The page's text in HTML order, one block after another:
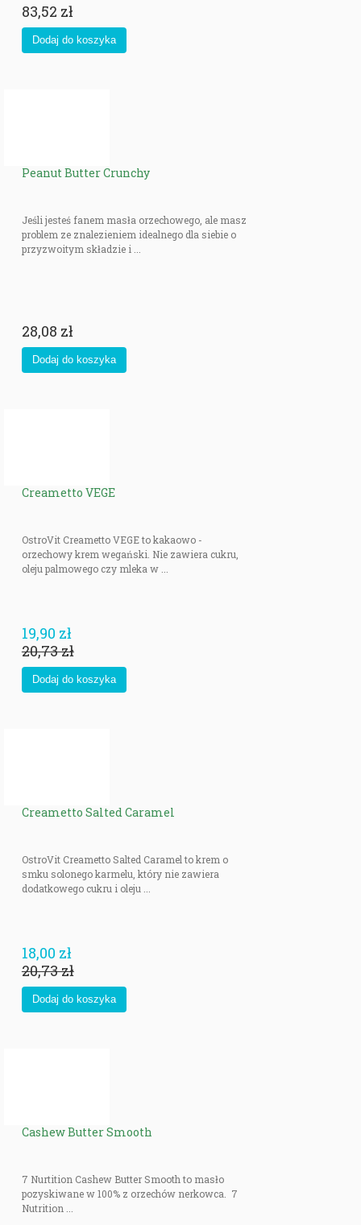
83,52 zł
Peanut Butter Crunchy
Jeśli jesteś fanem masła orzechowego, ale masz
problem ze znalezieniem idealnego dla siebie o
przyzwoitym składzie i ...
28,08 zł
Creametto VEGE
OstroVit Creametto VEGE to kakaowo -
orzechowy krem wegański. Nie zawiera cukru,
oleju palmowego czy mleka w ...
19,90 zł
20,73 zł
Creametto Salted Caramel
OstroVit Creametto Salted Caramel to krem o
smku solonego karmelu, który nie zawiera
dodatkowego cukru i oleju ...
18,00 zł
20,73 zł
Cashew Butter Smooth
7 Nurtition Cashew Butter Smooth to masło
pozyskiwane w 100% z orzechów nerkowca. 7
Nutrition ...